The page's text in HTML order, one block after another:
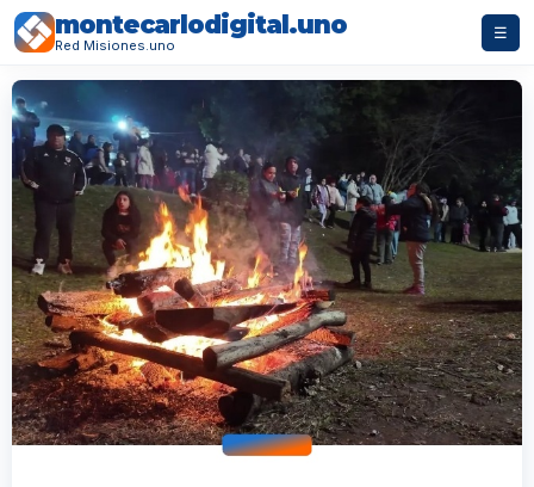
montecarlodigital.uno
Red Misiones.uno
☰